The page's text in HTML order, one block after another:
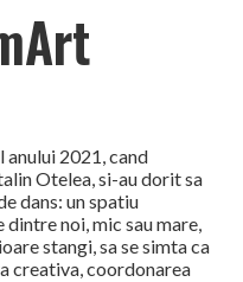
2021, cand
Otelea, si-au dorit sa
dans: un spatiu
noi, mic sau mare,
stangi, sa se simta ca
creativa, coordonarea